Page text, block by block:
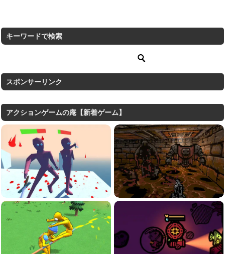
キーワードで検索
スポンサーリンク
アクションゲームの庵【新着ゲーム】